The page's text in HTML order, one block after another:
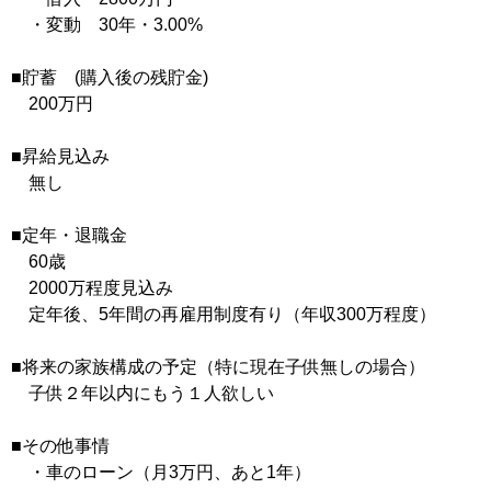
・変動 30年・3.00%
■貯蓄 (購入後の残貯金)
200万円
■昇給見込み
無し
■定年・退職金
60歳
2000万程度見込み
定年後、5年間の再雇用制度有り（年収300万程度）
■将来の家族構成の予定（特に現在子供無しの場合）
子供２年以内にもう１人欲しい
■その他事情
・車のローン（月3万円、あと1年）